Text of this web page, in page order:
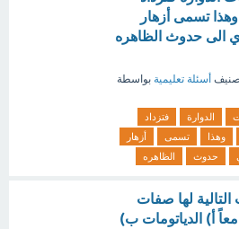
تسمى أزهار
الى حدوث الظاهره
أسئلة تعليمية بواسطة
الدوارة
فتزداد
وهذا تسمى
أزهار
حدوث الظاهره
لها صفات
معاً أ) الدياتومات ب)